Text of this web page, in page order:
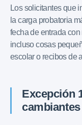
Los solicitantes que
la carga probatoria
fecha de entrada
incluso cosas
escolar o recibos de
Excepción
cambiantes